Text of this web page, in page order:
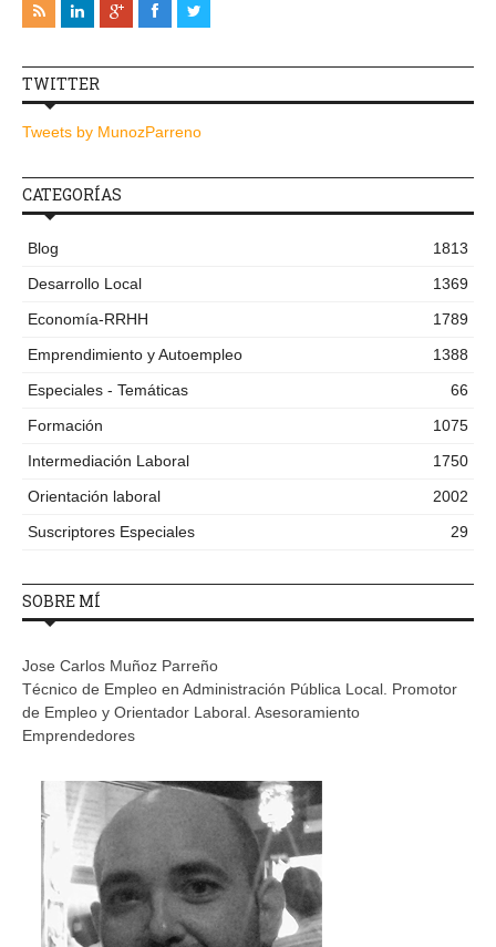
TWITTER
Tweets by MunozParreno
CATEGORÍAS
Blog
1813
Desarrollo Local
1369
Economía-RRHH
1789
Emprendimiento y Autoempleo
1388
Especiales - Temáticas
66
Formación
1075
Intermediación Laboral
1750
Orientación laboral
2002
Suscriptores Especiales
29
SOBRE MÍ
Jose Carlos Muñoz Parreño
Técnico de Empleo en Administración Pública Local. Promotor
de Empleo y Orientador Laboral. Asesoramiento
Emprendedores